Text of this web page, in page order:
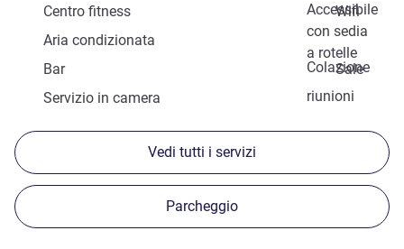
Accessibile
con sedia
a rotelle
Centro fitness
Wifi
Aria condizionata
Colazione
Bar
Sale
riunioni
Servizio in camera
Vedi tutti i servizi
Parcheggio